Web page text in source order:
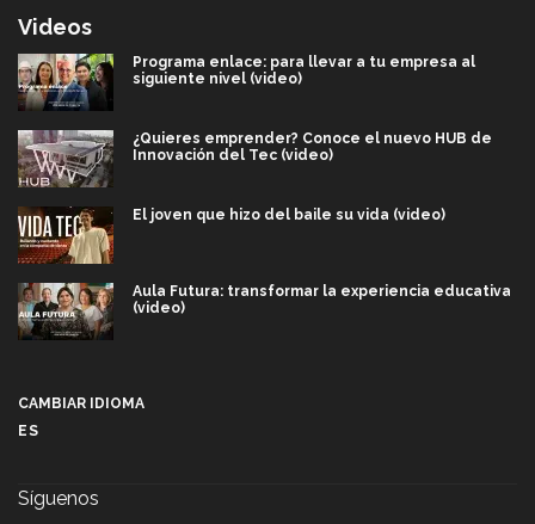
Videos
Programa enlace: para llevar a tu empresa al
siguiente nivel (video)
¿Quieres emprender? Conoce el nuevo HUB de
Innovación del Tec (video)
El joven que hizo del baile su vida (video)
Aula Futura: transformar la experiencia educativa
(video)
CAMBIAR IDIOMA
ES
Síguenos